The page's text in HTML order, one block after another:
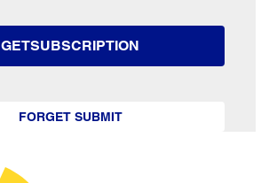
GETSUBSCRIPTION
FORGET SUBMIT